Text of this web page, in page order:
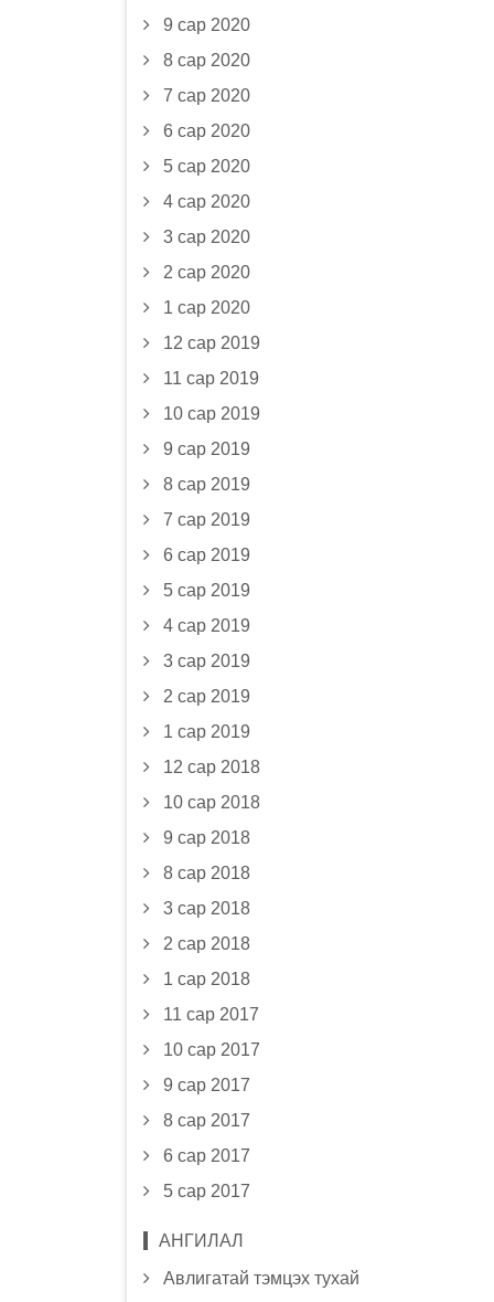
9 сар 2020
8 сар 2020
7 сар 2020
6 сар 2020
5 сар 2020
4 сар 2020
3 сар 2020
2 сар 2020
1 сар 2020
12 сар 2019
11 сар 2019
10 сар 2019
9 сар 2019
8 сар 2019
7 сар 2019
6 сар 2019
5 сар 2019
4 сар 2019
3 сар 2019
2 сар 2019
1 сар 2019
12 сар 2018
10 сар 2018
9 сар 2018
8 сар 2018
3 сар 2018
2 сар 2018
1 сар 2018
11 сар 2017
10 сар 2017
9 сар 2017
8 сар 2017
6 сар 2017
5 сар 2017
АНГИЛАЛ
Авлигатай тэмцэх тухай